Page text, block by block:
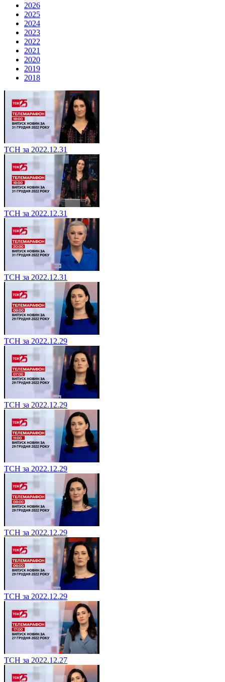
2026
2025
2024
2023
2022
2021
2020
2019
2018
ТСН за 2022.12.31
ТСН за 2022.12.31
ТСН за 2022.12.31
ТСН за 2022.12.29
ТСН за 2022.12.29
ТСН за 2022.12.29
ТСН за 2022.12.29
ТСН за 2022.12.29
ТСН за 2022.12.27